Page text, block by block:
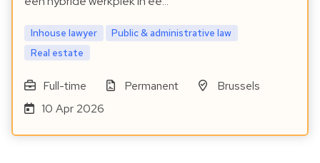
Inhouse lawyer
Public & administrative law
Real estate
Full-time Permanent
Brussels
10 Apr 2026